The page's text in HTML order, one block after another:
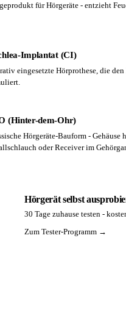
für Hörgeräte - entzieht
Implantat (CI)
eingesetzte Hörprothese, die
(Hinter-dem-Ohr)
Hörgeräte-Bauform - Gehäuse
oder Receiver im
Hörgerät selbst
30 Tage zuhause testen -
Zum Tester-Programm →